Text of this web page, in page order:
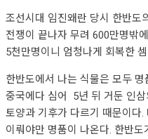
조선시대 임진왜란 당시 한반도
전쟁이 끝나자 무려 600만명밖
5천만명이니 엄청나게 회복한
한반도에서 나는 식물은 모두
중국에다 심어 5년 뒤 거둔 인삼
토양과 기후가 다르기 때문이다
이뤄야만 명품이 나온다. 한반